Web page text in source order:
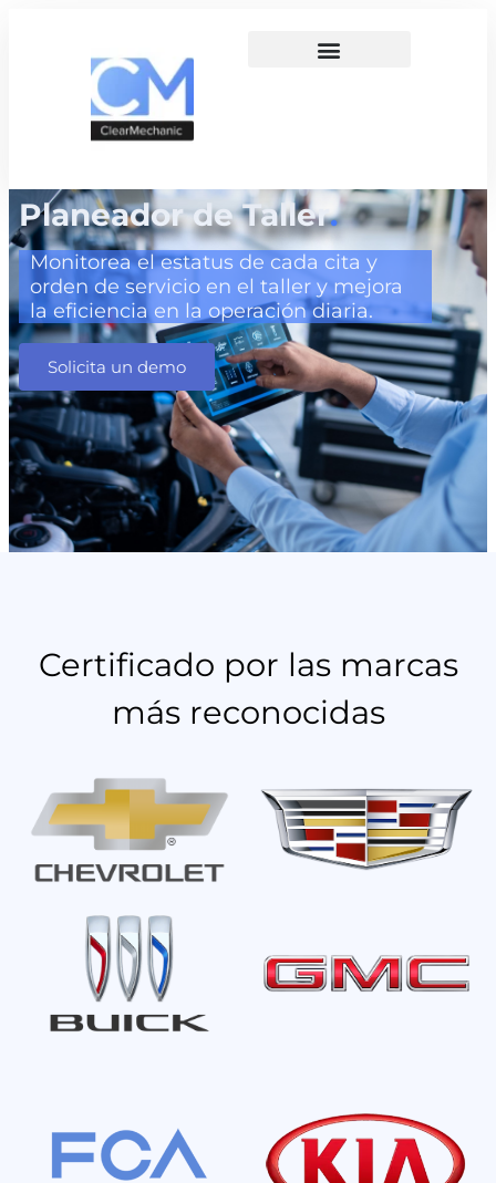
Planeador de Taller.
Monitorea el estatus de cada cita y
orden de servicio en el taller y mejora
la eficiencia en la operación diaria.
Solicita un demo
Certificado por las marcas
más reconocidas